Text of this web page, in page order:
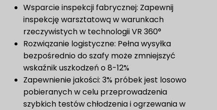
Wsparcie inspekcji fabrycznej: Zapewnij
inspekcję warsztatową w warunkach
rzeczywistych w technologii VR 360°
Rozwiązanie logistyczne: Pełna wysyłka
bezpośrednio do szafy może zmniejszyć
wskaźnik uszkodzeń o 8-12%
Zapewnienie jakości: 3% próbek jest losowo
pobieranych w celu przeprowadzenia
szybkich testów chłodzenia i ogrzewania w